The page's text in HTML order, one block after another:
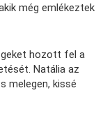
még emlékeztek
hozott fel a
Natália az
melegen, kissé